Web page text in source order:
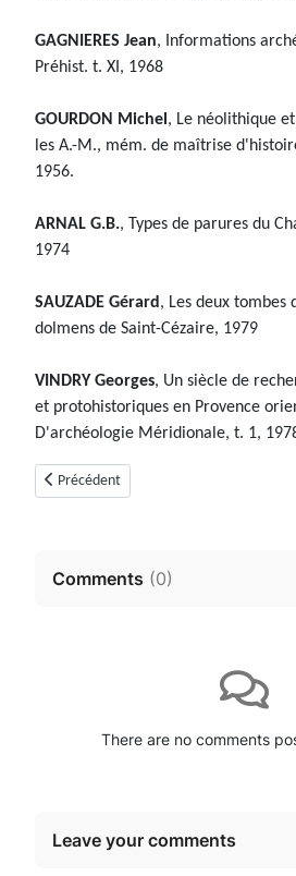
GAGNIERES Jean, Informations
Préhist. t. XI, 1968
GOURDON Michel, Le néolithique
les A.-M., mém. de maîtrise
1956.
ARNAL G.B., Types de parures du
1974
SAUZADE Gérard, Les deux tombes
dolmens de Saint-Cézaire, 1979
VINDRY Georges, Un siècle de
et protohistoriques en Provence
D'archéologie Méridionale, t. 1,
Article précédent : Tombe en bloc de
Précédent
Comments (0)
There are no comments
Leave your comments